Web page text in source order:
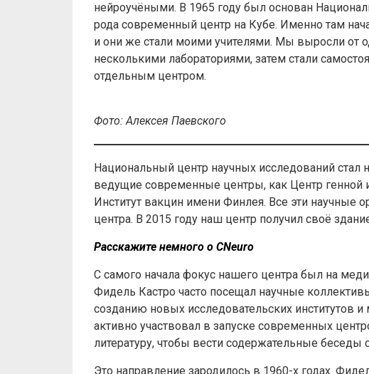
нейроучёными. В 1965 году был основан
рода современный центр на Кубе. Именно там
и они же стали моими учителями. Мы выросли от
несколькими лабораториями, затем стали
отдельным центром.
Фото: Алексея Паевского
Национальный центр научных исследований
ведущие современные центры, как Центр
Институт вакцин имени Финлея. Все эти научные
центра. В 2015 году наш центр получил своё
Расскажите немного о CNeuro
С самого начала фокус нашего центра был на
Фидель Кастро часто посещал научные
созданию новых исследовательских институтов
активно участвовал в запуске современных
литературу, чтобы вести содержательные беседы
Это направление зародилось в 1960-х годах.